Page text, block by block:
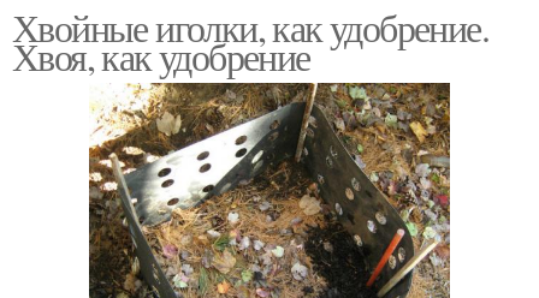
Хвойные иголки, как удобрение.
Хвоя, как удобрение